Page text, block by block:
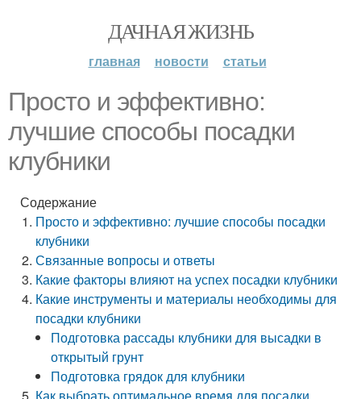
ДАЧНАЯ ЖИЗНЬ
главная новости статьи
Просто и эффективно:
лучшие способы посадки
клубники
Содержание
Просто и эффективно: лучшие способы посадки
клубники
Связанные вопросы и ответы
Какие факторы влияют на успех посадки клубники
Какие инструменты и материалы необходимы для
посадки клубники
Подготовка рассады клубники для высадки в
открытый грунт
Подготовка грядок для клубники